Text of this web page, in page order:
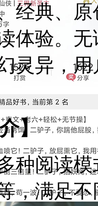
经典、
体验。
灵异，
】
种阅读
，满足